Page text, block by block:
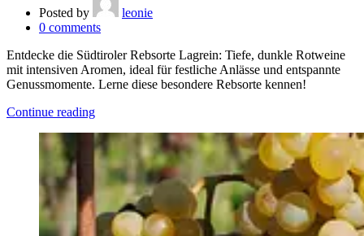
Posted by
leonie
0 comments
Entdecke die Südtiroler Rebsorte Lagrein: Tiefe, dunkle Rotweine
mit intensiven Aromen, ideal für festliche Anlässe und entspannte
Genussmomente. Lerne diese besondere Rebsorte kennen!
Continue reading